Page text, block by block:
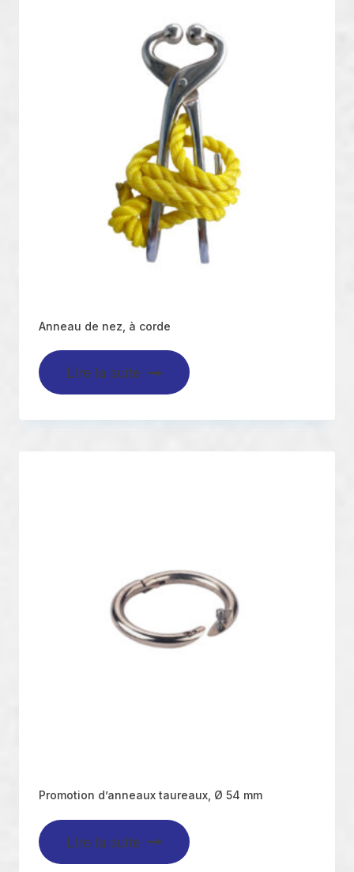
Anneau de nez, à corde
Lire la suite
Promotion d’anneaux taureaux, Ø 54 mm
Lire la suite